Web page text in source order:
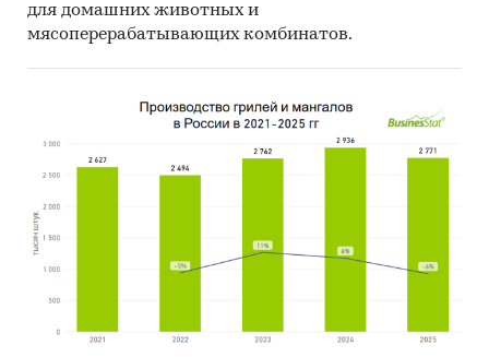
для домашних животных и
мясоперерабатывающих комбинатов.